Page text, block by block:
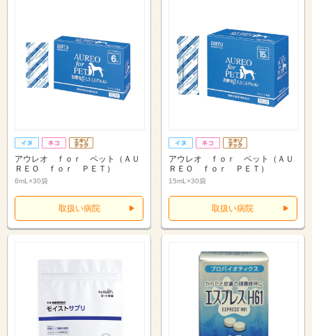
アウレオ ｆｏｒ ペット（ＡＵ
ＲＥＯ ｆｏｒ ＰＥＴ）
6mL×30袋
取扱い病院
アウレオ ｆｏｒ ペット（ＡＵ
ＲＥＯ ｆｏｒ ＰＥＴ）
15mL×30袋
取扱い病院